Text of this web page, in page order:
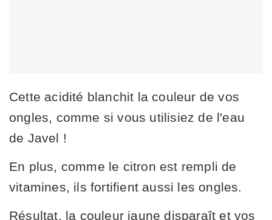
Cette acidité blanchit la couleur de vos
ongles, comme si vous utilisiez de l'eau
de Javel !
En plus, comme le citron est rempli de
vitamines, ils fortifient aussi les ongles.
Résultat, la couleur jaune disparaît et vos